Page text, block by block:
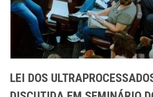
LEI DOS